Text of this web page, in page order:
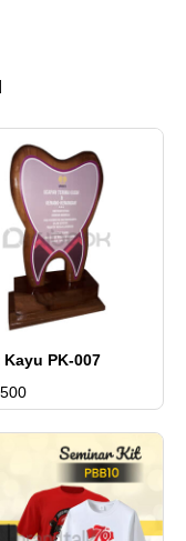
Kayu PK-007